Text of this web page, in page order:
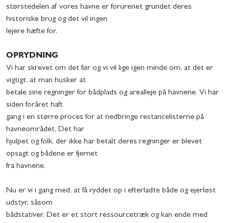
størstedelen af vores havne er forurenet grundet deres
historiske brug og det vil ingen
lejere hæfte for.
OPRYDNING
Vi har skrevet om det før og vi vil lige igen minde om, at det er
vigtigt, at man husker at
betale sine regninger for bådplads og arealleje på havnene. Vi har
siden foråret haft
gang i en større proces for at nedbringe restancelisterne på
havneområdet. Det har
hjulpet og folk, der ikke har betalt deres regninger er blevet
opsagt og bådene er fjernet
fra havnene.
Nu er vi i gang med, at få ryddet op i efterladte både og ejerløst
udstyr, såsom
bådstativer. Det er et stort ressourcetræk og kan ende med